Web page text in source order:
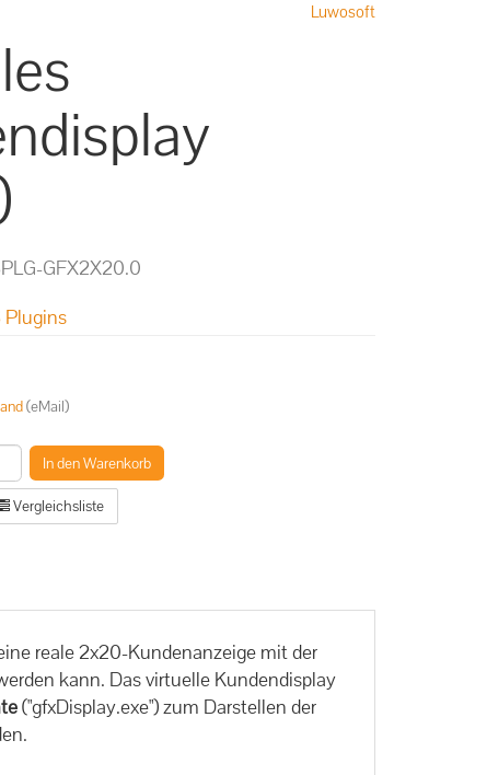
Luwosoft
GFX2X20.0
Plugins
(eMail)
In den Warenkorb
Vergleichsliste
reale 2x20-Kundenanzeige mit der
kann. Das virtuelle Kundendisplay
("gfxDisplay.exe") zum Darstellen der